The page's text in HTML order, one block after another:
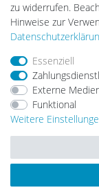
Impressum
©
zu widerrufen.
Hinweise zur
Essenziell
Externe
Funktional
Weitere